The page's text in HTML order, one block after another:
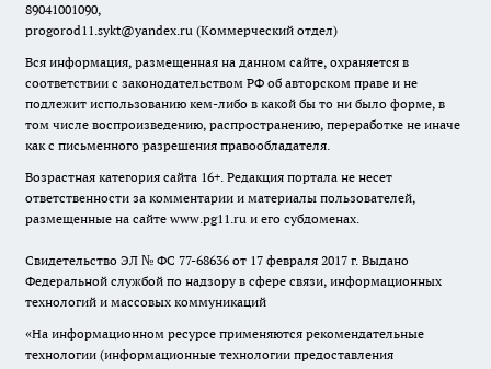
89041001090,
progorod11.sykt@yandex.ru (Коммерческий отдел)
Вся информация, размещенная на данном сайте, охраняется в
соответствии с законодательством РФ об авторском праве и не
подлежит использованию кем-либо в какой бы то ни было форме, в
том числе воспроизведению, распространению, переработке не иначе
как с письменного разрешения правообладателя.
Возрастная категория сайта 16+. Редакция портала не несет
ответственности за комментарии и материалы пользователей,
размещенные на сайте www.pg11.ru и его субдоменах.
Свидетельство ЭЛ № ФС 77-68636 от 17 февраля 2017 г. Выдано
Федеральной службой по надзору в сфере связи, информационных
технологий и массовых коммуникаций
«На информационном ресурсе применяются рекомендательные
технологии (информационные технологии предоставления